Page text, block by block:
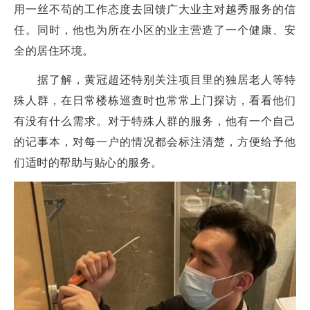
用一丝不苟的工作态度去回馈广大业主对越秀服务的信
任。同时，他也为所在小区的业主营造了一个健康、安
全的居住环境。
据了解，黄冠超还特别关注项目里的独居老人等特
殊人群，在日常楼栋巡查时也常常上门探访，看看他们
有没有什么需求。对于特殊人群的服务，他有一个自己
的记事本，对每一户的情况都会标注清楚，方便给予他
们适时的帮助与贴心的服务。